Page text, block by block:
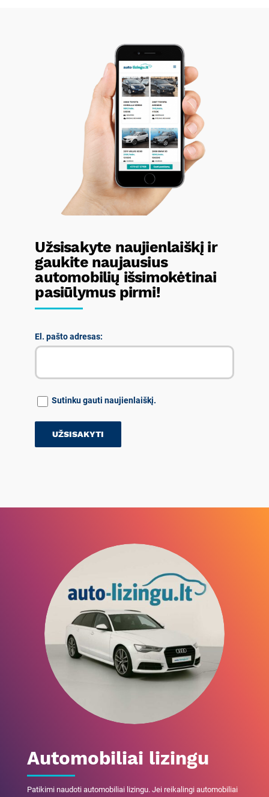
Užsisakyte naujienlaiškį ir
gaukite naujausius
automobilių išsimokėtinai
pasiūlymus pirmi!
El. pašto adresas:
Sutinku gauti naujienlaiškį.
Automobiliai lizingu
Patikimi naudoti automobiliai lizingu. Jei reikalingi automobiliai